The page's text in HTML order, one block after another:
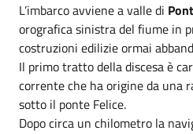
L’imbarco avviene a valle di
orografica sinistra del fiume in
costruzioni edilizie ormai
Il primo tratto della discesa è
corrente che ha origine da una
sotto il ponte Felice.
Dopo circa un chilometro la